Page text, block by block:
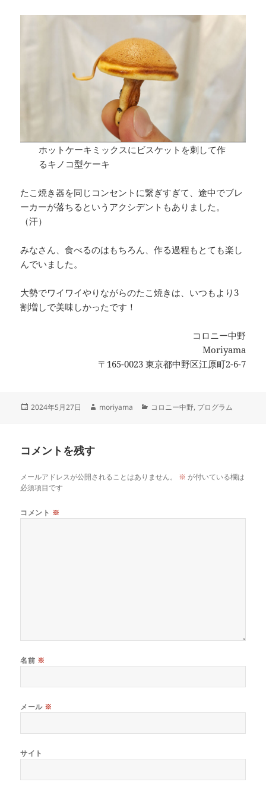
ホットケーキミックスにビスケットを刺して作
るキノコ型ケーキ
たこ焼き器を同じコンセントに繋ぎすぎて、途中でブレ
ーカーが落ちるというアクシデントもありました。
（汗）
みなさん、食べるのはもちろん、作る過程もとても楽し
んでいました。
大勢でワイワイやりながらのたこ焼きは、いつもより3
割増しで美味しかったです！
コロニー中野
Moriyama
〒165-0023 東京都中野区江原町2-6-7
投
2024年5月27日
作
moriyama
カ
コロニー中野, プログラム
コメントを残す
メールアドレスが公開されることはありません。 ※ が付いている欄は
必須項目です
コメント ※
名前 ※
メール ※
サイト